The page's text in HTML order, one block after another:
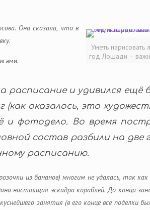
Уметь нарисовать
год Лошади –
Она сказала, что в
расписание и удивился ещё
оказалось, это
и фотодело. Во время
состав разбили на две
расписанию.
из бананов) многим не удалась, так
настоящая эскадра кораблей. До конца
занятия (в его конце все поделки